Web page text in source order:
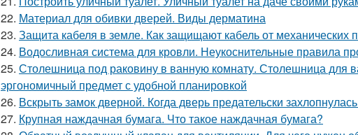
22. Материал для обивки дверей. Виды дерматина
23. Защита кабеля в земле. Как защищают кабель от механических
24. Водосливная система для кровли. Неукоснительные правила
25. Столешница под раковину в ванную комнату. Столешница для
эргономичный предмет с удобной планировкой
26. Вскрыть замок дверной. Когда дверь предательски
27. Крупная наждачная бумага. Что такое наждачная бумага?